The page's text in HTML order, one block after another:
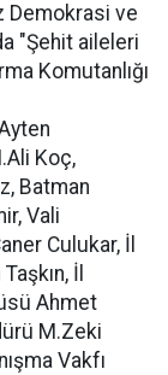
Demokrasi ve
"Şehit aileleri
Komutanlığı
Koç,
Batman
Vali
Culukar, İl
İl
Ahmet
M.Zeki
Vakfı